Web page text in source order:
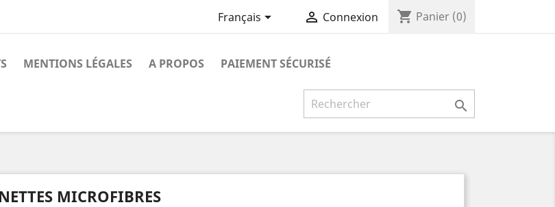
Français  Connexion shopping_cart Panier (0)
MENTIONS LÉGALES A PROPOS PAIEMENT SÉCURISÉ

MICROFIBRES